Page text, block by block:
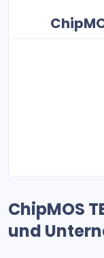
ChipMOS
und